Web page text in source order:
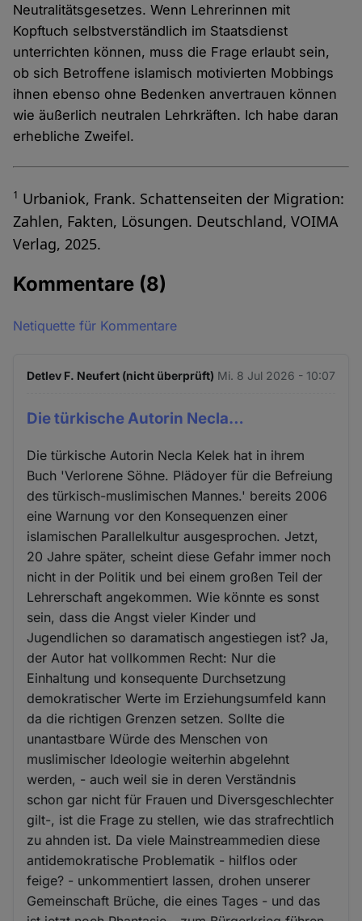
Neutralitätsgesetzes. Wenn Lehrerinnen mit
Kopftuch selbstverständlich im Staatsdienst
unterrichten können, muss die Frage erlaubt sein,
ob sich Betroffene islamisch motivierten Mobbings
ihnen ebenso ohne Bedenken anvertrauen können
wie äußerlich neutralen Lehrkräften. Ich habe daran
erhebliche Zweifel.
1 Urbaniok, Frank. Schattenseiten der Migration:
Zahlen, Fakten, Lösungen. Deutschland, VOIMA
Verlag, 2025.
Kommentare (8)
Netiquette für Kommentare
Detlev F. Neufert (nicht überprüft) Mi. 8 Jul 2026 - 10:07
Die türkische Autorin Necla…
Die türkische Autorin Necla Kelek hat in ihrem
Buch 'Verlorene Söhne. Plädoyer für die Befreiung
des türkisch-muslimischen Mannes.' bereits 2006
eine Warnung vor den Konsequenzen einer
islamischen Parallelkultur ausgesprochen. Jetzt,
20 Jahre später, scheint diese Gefahr immer noch
nicht in der Politik und bei einem großen Teil der
Lehrerschaft angekommen. Wie könnte es sonst
sein, dass die Angst vieler Kinder und
Jugendlichen so daramatisch angestiegen ist? Ja,
der Autor hat vollkommen Recht: Nur die
Einhaltung und konsequente Durchsetzung
demokratischer Werte im Erziehungsumfeld kann
da die richtigen Grenzen setzen. Sollte die
unantastbare Würde des Menschen von
muslimischer Ideologie weiterhin abgelehnt
werden, - auch weil sie in deren Verständnis
schon gar nicht für Frauen und Diversgeschlechter
gilt-, ist die Frage zu stellen, wie das strafrechtlich
zu ahnden ist. Da viele Mainstreammedien diese
antidemokratische Problematik - hilflos oder
feige? - unkommentiert lassen, drohen unserer
Gemeinschaft Brüche, die eines Tages - und das